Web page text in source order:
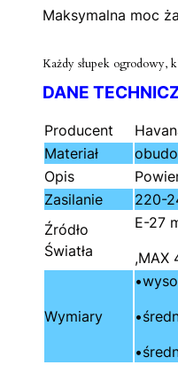
Maksymalna moc
Każdy słupek ogrodowy,
DANE
Producent
Materiał
Opis
Zasilanie
220-
Źródło
Światła
E-27
,MAX
Wymiary